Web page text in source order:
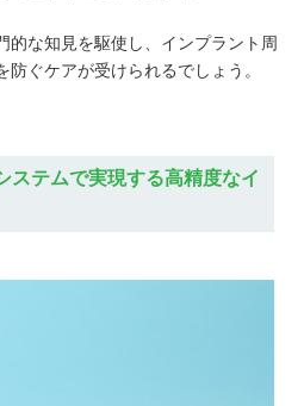
的な知見を駆使し、インプラント周
ぐケアが受けられるでしょう。
ステムで実現する高精度なイ